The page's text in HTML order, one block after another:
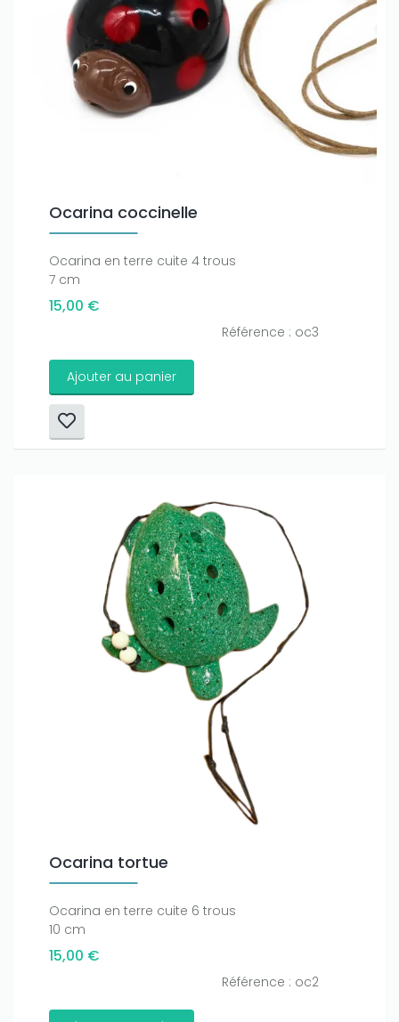
Ocarina coccinelle
Ocarina en terre cuite 4 trous
7 cm
15,00 €
Référence : oc3
Ajouter au panier
Ocarina tortue
Ocarina en terre cuite 6 trous
10 cm
15,00 €
Référence : oc2